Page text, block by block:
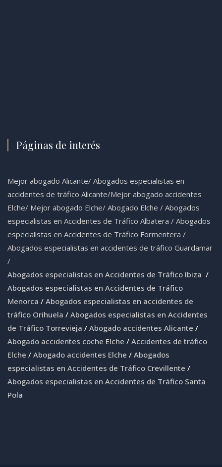
Páginas de interés
Mejor abogado Alicante/ Abogados especialistas en
accidentes de tráfico Alicante/Mejor abogado accidentes
Elche/ Mejor abogado Elche/ Abogado Elche / Abogados
especialistas en Accidentes de Tráfico Albatera / Abogados
especialistas en Accidentes de Tráfico Formentera /
Abogados especialistas en accidentes de tráfico Guardamar
/
Abogados especialistas en Accidentes de Tráfico Ibiza /
Abogados especialistas en Accidentes de Tráfico
Menorca / Abogados especialistas en accidentes de
tráfico Orihuela / Abogados especialistas en Accidentes
de Tráfico Torrevieja / Abogado accidentes Alicante /
Abogado accidentes coche Elche / Accidentes de tráfico
Elche / Abogado accidentes Elche / Abogados
especialistas en Accidentes de Tráfico Crevillente /
Abogados especialistas en Accidentes de Tráfico Santa
Pola